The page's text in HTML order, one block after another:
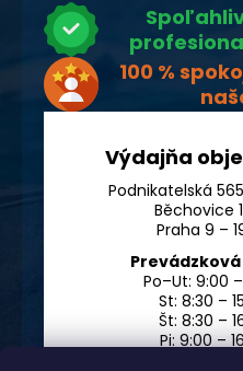
100 %
Výdajňa
Podnikatelská
Běchovice
Praha 9 –
Po–Ut: 9:00
St: 8:30 –
Št: 8:30 –
Pi: 9:00 –